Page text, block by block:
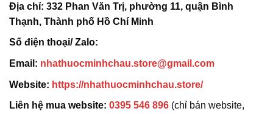
Địa chỉ: 332 Phan Văn Trị, phường 11, quận Bình
Thạnh, Thành phố Hồ Chí Minh
Số điện thoại/ Zalo:
Email: nhathuocminhchau.store@gmail.com
Website: https://nhathuocminhchau.store/
Liên hệ mua website: 0395 546 896 (chỉ bán website,